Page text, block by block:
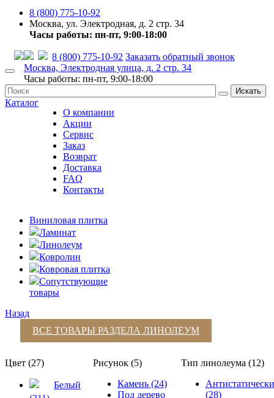
8 (800) 775-10-92
Москва, ул. Электродная, д. 2 стр. 34
Часы работы: пн-пт, 9:00-18:00
8 (800) 775-10-92 Заказать обратный звонок
Москва, Электродная улица, д. 2 стр. 34
Часы работы: пн-пт, 9:00-18:00
Искать
Каталог
О компании
Акции
Сервис
Заказ
Возврат
Доставка
FAQ
Контакты
Виниловая плитка
Ламинат
Линолеум
Ковролин
Ковровая плитка
Сопутствующие
товары
Назад
ВСЕ ТОВАРЫ РАЗДЕЛА ЛИНОЛЕУМ
Цвет (27)
Белый
Рисунок (5)
Камень (24)
Под дерево
Тип линолеума (12)
(28)